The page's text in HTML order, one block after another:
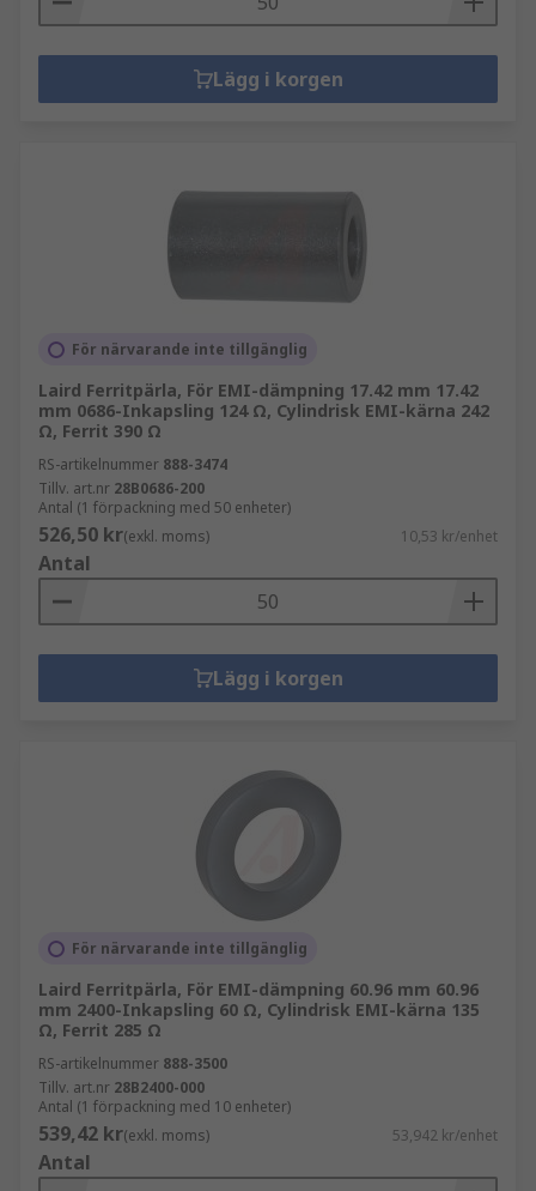
Lägg i korgen
För närvarande inte tillgänglig
Laird Ferritpärla, För EMI-dämpning 17.42 mm 17.42
mm 0686-Inkapsling 124 Ω, Cylindrisk EMI-kärna 242
Ω, Ferrit 390 Ω
RS-artikelnummer 888-3474
Tillv. art.nr 28B0686-200
Antal (1 förpackning med 50 enheter)
526,50 kr(exkl. moms) 10,53 kr/enhet
Antal
Lägg i korgen
För närvarande inte tillgänglig
Laird Ferritpärla, För EMI-dämpning 60.96 mm 60.96
mm 2400-Inkapsling 60 Ω, Cylindrisk EMI-kärna 135
Ω, Ferrit 285 Ω
RS-artikelnummer 888-3500
Tillv. art.nr 28B2400-000
Antal (1 förpackning med 10 enheter)
539,42 kr(exkl. moms) 53,942 kr/enhet
Antal